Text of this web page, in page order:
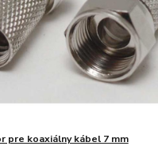
pre koaxiálny kábel 7 mm